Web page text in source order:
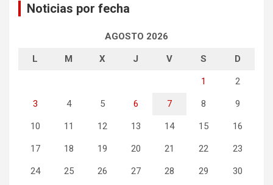
Noticias por fecha
AGOSTO 2026
L M X J V S D
1 2
3 4 5 6 7 8 9
10 11 12 13 14 15 16
17 18 19 20 21 22 23
24 25 26 27 28 29 30